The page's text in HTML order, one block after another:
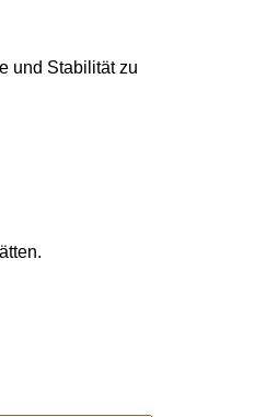
und Stabilität zu